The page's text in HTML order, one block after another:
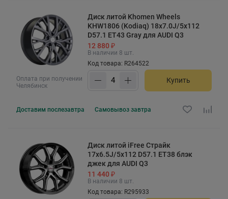
Оплата при получении
Челябинск
Диск литой Khomen Wheels
KHW1806 (Kodiaq) 18x7.0J/5x112
D57.1 ET43 Gray для AUDI Q3
12 880 ₽
В наличии 8 шт.
Код товара: R264522
Купить
Доставим послезавтра Самовывоз завтра
Диск литой iFree Страйк
17x6.5J/5x112 D57.1 ET38 блэк
джек для AUDI Q3
11 440 ₽
В наличии 8 шт.
Код товара: R295933